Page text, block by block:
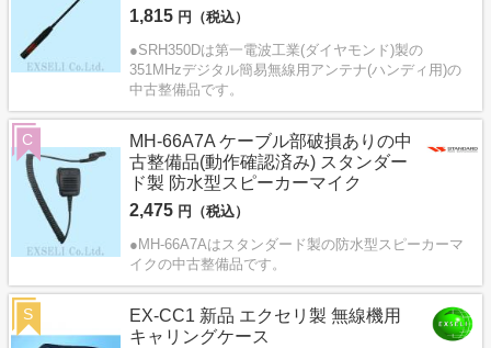
1,815 円（税込）
●SRH350Dは第一電波工業(ダイヤモンド)製の
351MHzデジタル簡易無線用アンテナ(ハンディ用)の
中古整備品です。
MH-66A7A ケーブル部破損ありの中
古整備品(動作確認済み) スタンダー
ド製 防水型スピーカーマイク
2,475 円（税込）
●MH-66A7Aはスタンダード製の防水型スピーカーマ
イクの中古整備品です。
C
EX-CC1 新品 エクセリ製 無線機用
キャリングケース
S